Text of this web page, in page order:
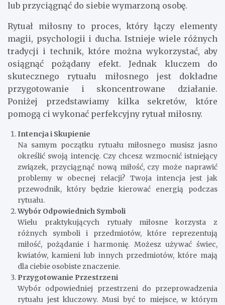
lub przyciągnąć do siebie wymarzoną osobę.
Rytuał miłosny to proces, który łączy elementy
magii, psychologii i ducha. Istnieje wiele różnych
tradycji i technik, które można wykorzystać, aby
osiągnąć pożądany efekt. Jednak kluczem do
skutecznego rytuału miłosnego jest dokładne
przygotowanie i skoncentrowane działanie.
Poniżej przedstawiamy kilka sekretów, które
pomogą ci wykonać perfekcyjny rytuał miłosny.
Intencja i Skupienie
Na samym początku rytuału miłosnego musisz jasno
określić swoją intencję. Czy chcesz wzmocnić istniejący
związek, przyciągnąć nową miłość, czy może naprawić
problemy w obecnej relacji? Twoja intencja jest jak
przewodnik, który będzie kierować energią podczas
rytuału.
Wybór Odpowiednich Symboli
Wielu praktykujących rytuały miłosne korzysta z
różnych symboli i przedmiotów, które reprezentują
miłość, pożądanie i harmonię. Możesz używać świec,
kwiatów, kamieni lub innych przedmiotów, które mają
dla ciebie osobiste znaczenie.
Przygotowanie Przestrzeni
Wybór odpowiedniej przestrzeni do przeprowadzenia
rytuału jest kluczowy. Musi być to miejsce, w którym